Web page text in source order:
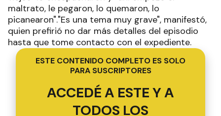
maltrato, le pegaron, lo quemaron, lo
picanearon"."Es una tema muy grave", manifestó,
quien prefirió no dar más detalles del episodio
hasta que tome contacto con el expediente.
ESTE CONTENIDO COMPLETO ES SOLO
PARA SUSCRIPTORES
ACCEDÉ A ESTE Y A
TODOS LOS